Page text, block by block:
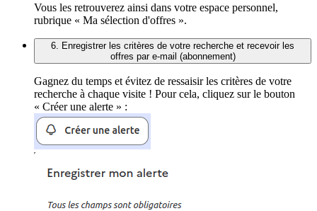
Vous les retrouverez ainsi dans votre espace personnel,
rubrique « Ma sélection d'offres ».
6. Enregistrer les critères de votre recherche et recevoir les
offres par e-mail (abonnement)
Gagnez du temps et évitez de ressaisir les critères de votre
recherche à chaque visite ! Pour cela, cliquez sur le bouton
« Créer une alerte » :